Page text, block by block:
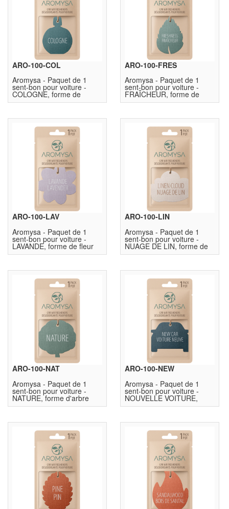
ARO-100-COL
Aromysa - Paquet de 1
sent-bon pour voiture -
COLOGNE, forme de
bouteille de parfum
ARO-100-FRES
Aromysa - Paquet de 1
sent-bon pour voiture -
FRAÎCHEUR, forme de
feuille d'arbre
ARO-100-LAV
Aromysa - Paquet de 1
sent-bon pour voiture -
LAVANDE, forme de fleur
ARO-100-LIN
Aromysa - Paquet de 1
sent-bon pour voiture -
NUAGE DE LIN, forme de
nuage
ARO-100-NAT
Aromysa - Paquet de 1
sent-bon pour voiture -
NATURE, forme d'arbre
ARO-100-NEW
Aromysa - Paquet de 1
sent-bon pour voiture -
NOUVELLE VOITURE,
forme de voiture